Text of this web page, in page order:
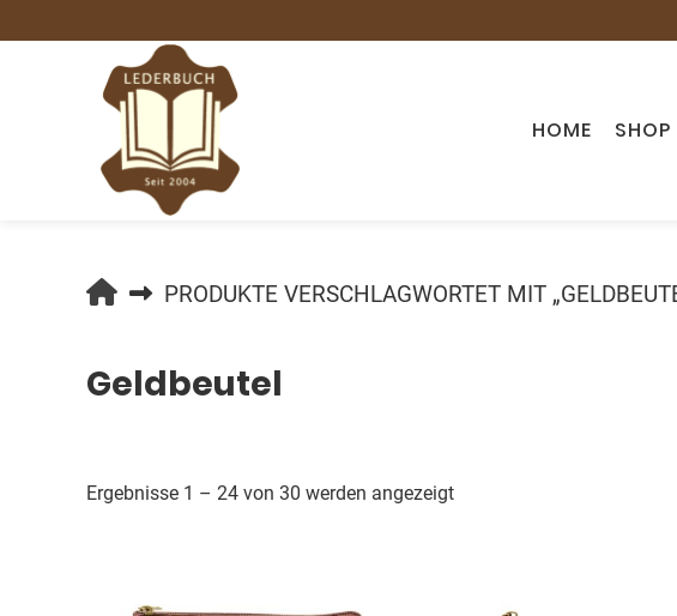
zum
HOME SHOP
LEDERBUCH.DE
PRODUKTE VERSCHLAGWORTET MIT
Geldbeutel
Ergebnisse 1 – 24 von 30 werden angezeigtNach